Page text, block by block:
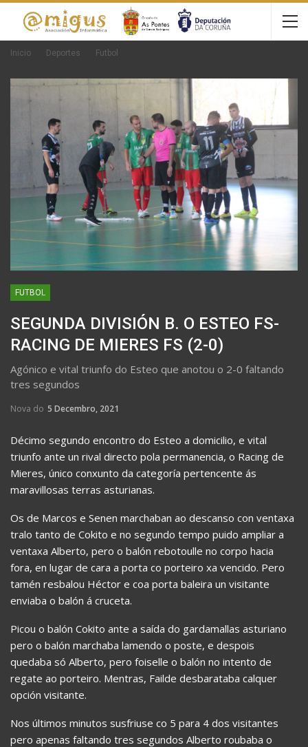
Inicio Deportes Futbol
FUTBOL
SEGUNDA DIVISIÓN B. O ESTEO FS-
RACING DE MIERES FS (2-0)
Agónico e vital triunfo do Esteo que anotou o 2-0 faltando
tres segundos
Nova do 5 Decembro, 2021
Décimo segundo encontro do Esteo a domicilio, e vital
triunfo ante un rival directo pola permanencia, o Racing de
Mieres, único conxunto da categoría pertencente ás
maravillosas terras asturianas.
Os de Marcos e Senen marchaban ao descanso con ventaxa
tralo tanto de Cokito e no segundo tempo puido ampliar a
ventaxa Alberto, pero o balón rebotoulle no corpo hacia
fora, en lugar de cara a porta co porteiro xa vencido. Pero
tamén resbalou Héctor e coa porta baleira un visitante
enviaba o balón á cruceta.
Picou o balón Cokito ante a saída do gardamallas asturiano
pero o balón marchaba lamendo o poste, e despois
quedaba só Alberto, pero foiselle o balón no intento de
regate ao porteiro. Mentras, Failde desbarataba calquer
opción visitante.
Nos últimos minutos susfriuse co 5 para 4 dos visitantes
pero apenas faltando tres segundos Alberto roubaba o